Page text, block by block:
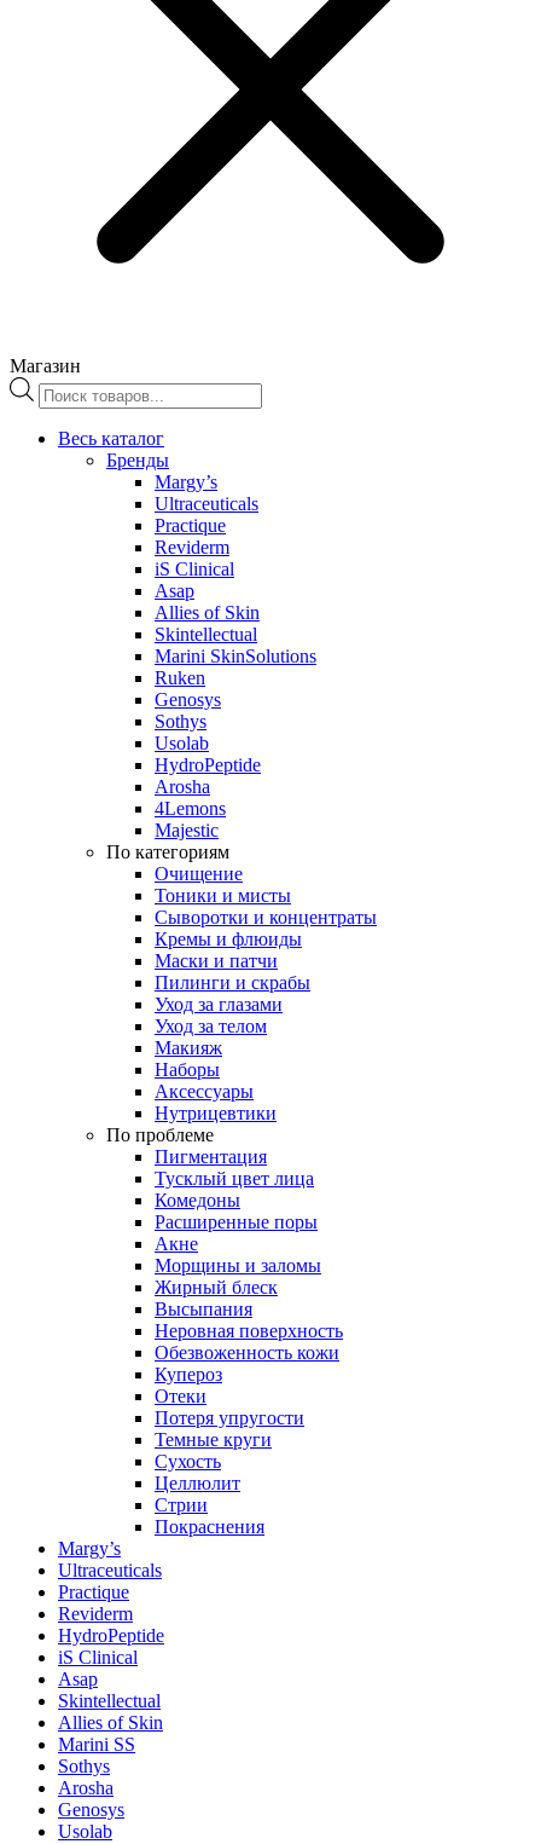
Магазин
Поиск
товаров
Весь каталог
Бренды
Margy’s
Ultraceuticals
Practique
Reviderm
iS Clinical
Asap
Allies of Skin
Skintellectual
Marini SkinSolutions
Ruken
Genosys
Sothys
Usolab
HydroPeptide
Arosha
4Lemons
Majestic
По категориям
Очищение
Тоники и мисты
Сыворотки и концентраты
Кремы и флюиды
Маски и патчи
Пилинги и скрабы
Уход за глазами
Уход за телом
Макияж
Наборы
Аксессуары
Нутрицевтики
По проблеме
Пигментация
Тусклый цвет лица
Комедоны
Расширенные поры
Акне
Морщины и заломы
Жирный блеск
Высыпания
Неровная поверхность
Обезвоженность кожи
Купероз
Отеки
Потеря упругости
Темные круги
Сухость
Целлюлит
Стрии
Покраснения
Margy’s
Ultraceuticals
Practique
Reviderm
HydroPeptide
iS Clinical
Asap
Skintellectual
Allies of Skin
Marini SS
Sothys
Arosha
Genosys
Usolab